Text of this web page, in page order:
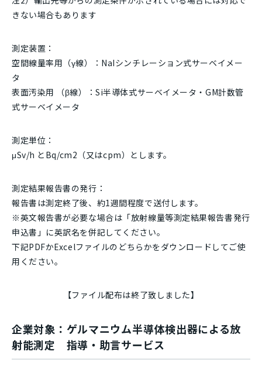
きない場合もあります
測定装置：
空間線量率用（γ線）：NaIシンチレーション式サーベイメー
タ
表面汚染用 （β線）：Si半導体式サーベイメータ・GM計数管
式サーベイメータ
測定単位：
μSv/h とBq/cm2（又はcpm）とします。
測定結果報告書の発行：
報告書は測定終了後、約1週間程度で送付します。
※英文報告書が必要な場合は「放射線量等測定結果報告書発行
申込書」に英訳名を併記してください。
下記PDFかExcelファイルのどちらかをダウンロードしてご使
用ください。
【ファイル配布は終了致しました】
企業対象：ゲルマニウム半導体検出器による放
射能測定 指導・助言サービス